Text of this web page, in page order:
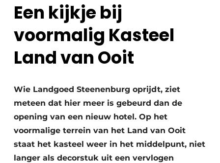
Een kijkje bij
voormalig Kasteel
Land van Ooit
Wie Landgoed Steenenburg oprijdt, ziet
meteen dat hier meer is gebeurd dan de
opening van een nieuw hotel. Op het
voormalige terrein van het Land van Ooit
staat het kasteel weer in het middelpunt, niet
langer als decorstuk uit een vervlogen